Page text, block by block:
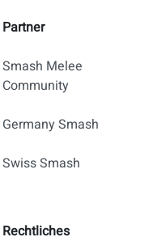
Partner
Smash Melee
Community
Germany Smash
Swiss Smash
Rechtliches